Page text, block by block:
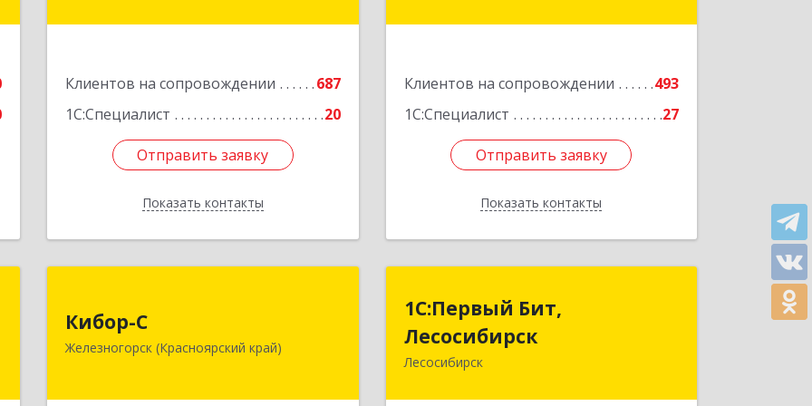
Клиентов на сопровождении
687
1С:Специалист
20
Отправить заявку
Показать контакты
Отправить заявку
Назад
Клиентов на сопровождении
493
1С:Специалист
27
Отправить заявку
Показать контакты
Отправить заявку
Назад
Кибор-С
Железногорск (Красноярский край)
Железногорск г, Белорусская ул, дом
1С:Первый Бит,
Лесосибирск
Лесосибирск
Лесосибирск
662544, Красноярский край,